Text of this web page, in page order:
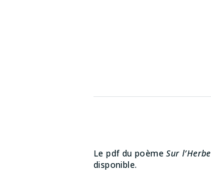
Le pdf du poèmeSur l’Herbe
disponible.